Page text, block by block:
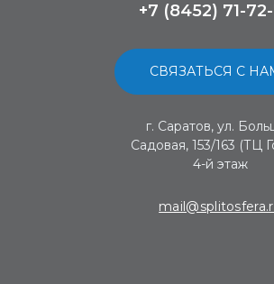
+7 (8452) 71-
СВЯЗАТЬСЯ С
г. Саратов, ул.
Садовая, 153/163 (ТЦ
4-й этаж